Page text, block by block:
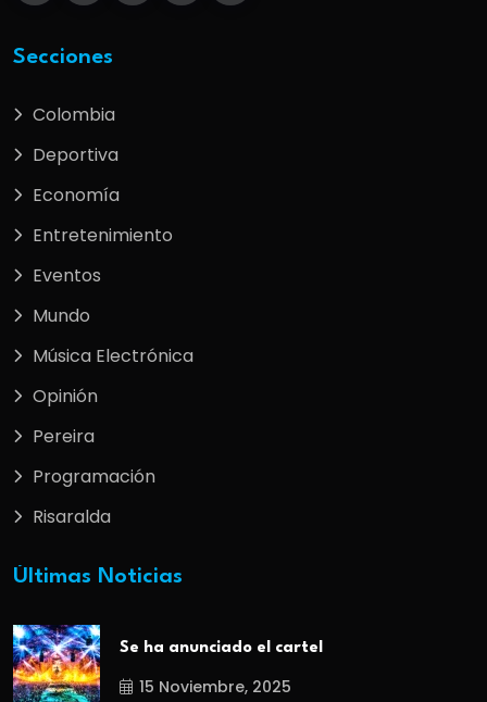
Secciones
Colombia
Deportiva
Economía
Entretenimiento
Eventos
Mundo
Música Electrónica
Opinión
Pereira
Programación
Risaralda
Últimas Noticias
Se ha anunciado el cartel
15 Noviembre, 2025